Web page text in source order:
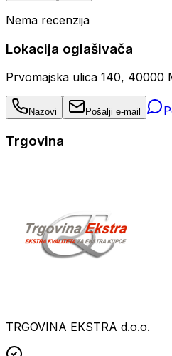
Nema recenzija
Lokacija oglašivača
Prvomajska ulica 140, 40000
Nazovi Pošalji e-mail
Trgovina
TRGOVINA EKSTRA d.o.o.